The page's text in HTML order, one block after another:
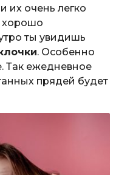
их очень легко
хорошо
ты увидишь
. Особенно
Так ежедневное
прядей будет